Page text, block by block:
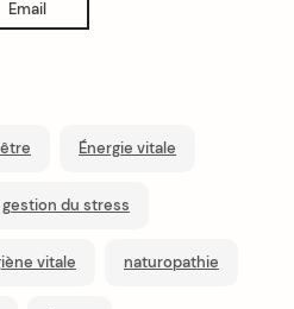
Email
Énergie vitale
gestion du stress
vitale naturopathie